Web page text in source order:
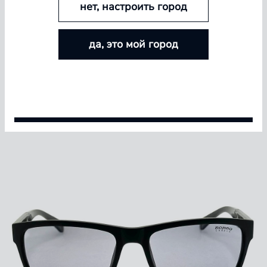
БОЛЬШЕ ЛИНЗ — БОЛЬШЕ СКИДКА
Покупайте контактные линзы Airway и увеличивайте
размер скидки — от 5% до 15%
нет, настроить город
да, это мой город